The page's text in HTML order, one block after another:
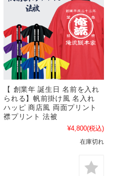
【 創業年 誕生日 名前を入れ
られる】帆前掛け風 名入れ
ハッピ 商店風 両面プリント
襟プリント 法被
¥4,800(税込)
在庫切れ